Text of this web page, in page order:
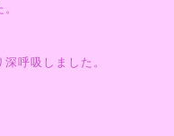
呼吸しました。